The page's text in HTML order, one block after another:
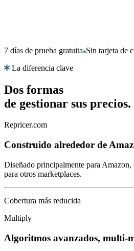
Explore
los
más
130
marketplaces
con
que
7 días de prueba gratuita Sin tarjeta de
La diferencia clave
Dos formas
de gestionar sus precios.
Repricer.com
Construido alrededor de
Diseñado principalmente para
para otros marketplaces.
Cobertura más reducida
Multiply
Algoritmos avanzados, multi-